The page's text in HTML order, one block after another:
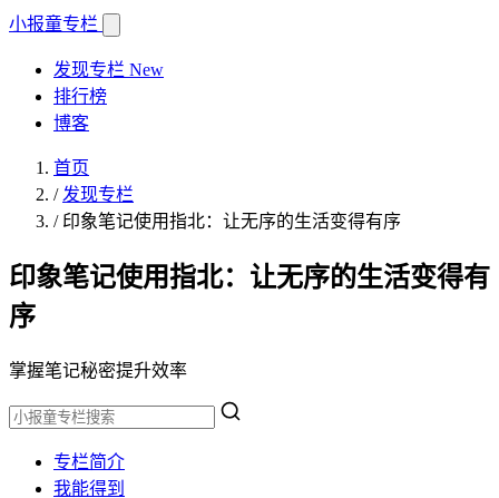
小报童专栏
发现专栏 New
排行榜
博客
首页
/ 发现专栏
/ 印象笔记使用指北：让无序的生活变得有序
印象笔记使用指北：让无序的生活变得有
序
掌握笔记秘密提升效率
专栏简介
我能得到